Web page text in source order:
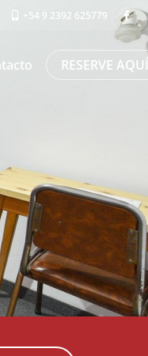
+54 9 2392 625779
RESERVE AQUÍ